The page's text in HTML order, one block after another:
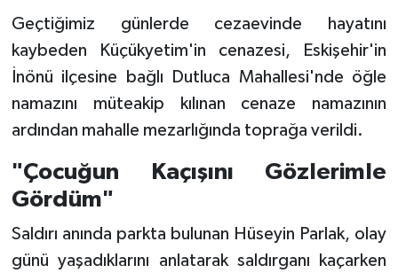
Geçtiğimiz günlerde cezaevinde hayatını
kaybeden Küçükyetim'in cenazesi, Eskişehir'in
İnönü ilçesine bağlı Dutluca Mahallesi'nde öğle
namazını müteakip kılınan cenaze namazının
ardından mahalle mezarlığında toprağa verildi.
"Çocuğun Kaçışını Gözlerimle
Gördüm"
Saldırı anında parkta bulunan Hüseyin Parlak, olay
günü yaşadıklarını anlatarak saldırganı kaçarken